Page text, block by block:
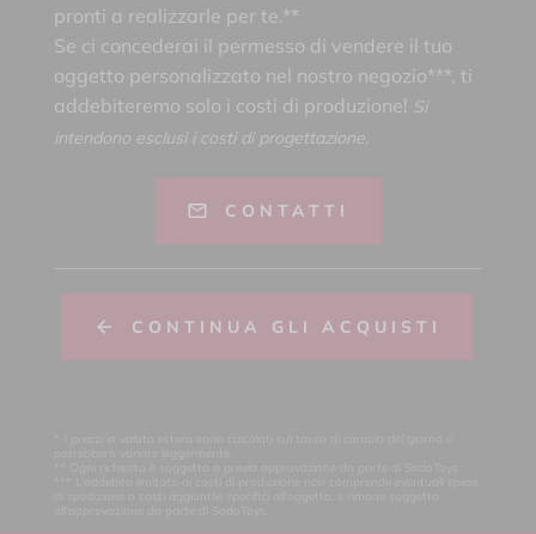
pronti a realizzarle per te.**
Se ci concederai il permesso di vendere il tuo
oggetto personalizzato nel nostro negozio***, ti
addebiteremo solo i costi di produzione! Si
intendono esclusi i costi di progettazione.
CONTATTI
CONTINUA GLI ACQUISTI